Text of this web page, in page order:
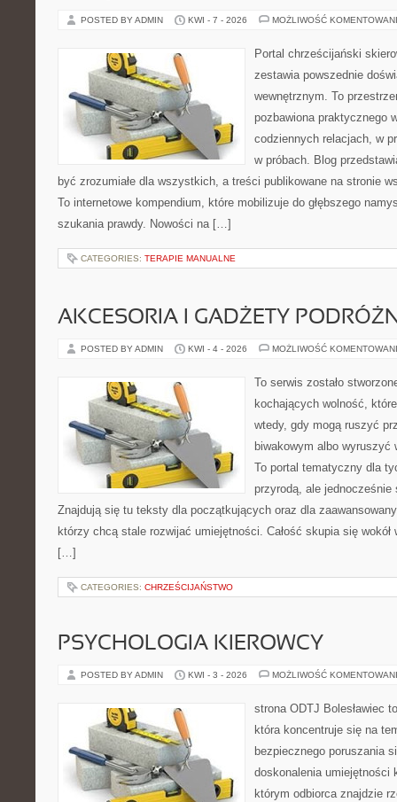
POSTED BY ADMIN KWI - 7 - 2026 MOŻLIWOŚĆ
Portal chrześcijański
zestawia powszednie
wewnętrznym. To
pozbawiona praktycznego
codziennych relacjach, w
w próbach. Blog
być zrozumiałe dla wszystkich, a treści publikowane na stronie
To internetowe kompendium, które mobilizuje do głębszego
szukania prawdy. Nowości na […]
CATEGORIES: TERAPIE MANUALNE
AKCESORIA I GADŻETY
POSTED BY ADMIN KWI - 4 - 2026 MOŻLIWOŚĆ
To serwis zostało
kochających wolność,
wtedy, gdy mogą ruszyć
biwakowym albo wyruszyć
To portal tematyczny dla
przyrodą, ale
Znajdują się tu teksty dla początkujących oraz dla
którzy chcą stale rozwijać umiejętności. Całość skupia się
[…]
CATEGORIES: CHRZEŚCIJAŃSTWO
PSYCHOLOGIA KIEROWCY
POSTED BY ADMIN KWI - 3 - 2026 MOŻLIWOŚĆ
strona ODTJ Bolesławiec
która koncentruje się na
bezpiecznego poruszania
doskonalenia umiejętności
którym odbiorca znajdzie